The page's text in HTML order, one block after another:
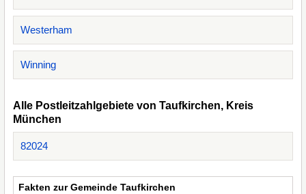
Westerham
Winning
Alle Postleitzahlgebiete von Taufkirchen, Kreis
München
82024
Fakten zur Gemeinde Taufkirchen